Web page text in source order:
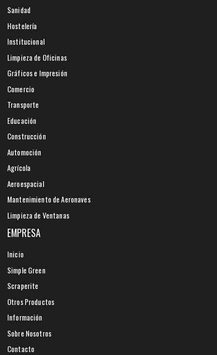
Sanidad
Hostelería
Institucional
Limpieza de Oficinas
Gráficos e Impresión
Comercio
Transporte
Educación
Construcción
Automoción
Agrícola
Aeroespacial
Mantenimiento de Aeronaves
Limpieza de Ventanas
EMPRESA
Inicio
Simple Green
Scraperite
Otros Productos
Información
Sobre Nosotros
Contacto